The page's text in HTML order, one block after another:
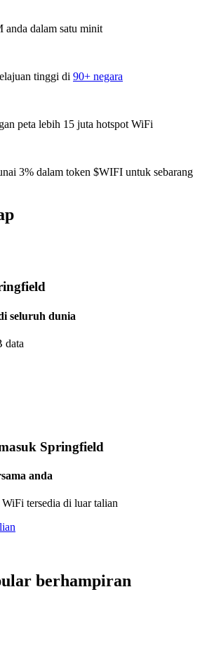
anda dalam satu minit
tinggi di 90+ negara
peta lebih 15 juta hotspot WiFi
3% dalam token $WIFI untuk sebarang
seluruh dunia
data
Springfield
anda
tersedia di luar talian
berhampiran